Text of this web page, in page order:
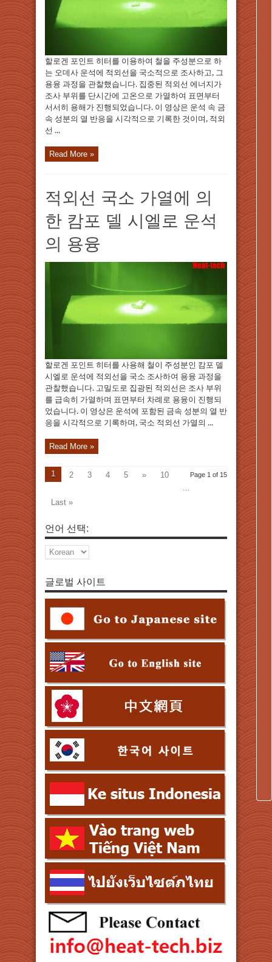
할로겐 포인트 히터를 이용하여 철을 주성분으로 하
는 오데사 운석에 적외선을 국소적으로 조사하고, 그
용융 과정을 관찰했습니다. 집중된 적외선 에너지가
조사 부위를 단시간에 고온으로 가열하여 표면부터
서서히 용해가 진행되었습니다. 이 영상은 운석 속 금
속 성분의 열 반응을 시각적으로 기록한 것이며, 적외
선 ...
Read More »
적외선 국소 가열에 의
한 캄포 델 시엘로 운석
의 용융
할로겐 포인트 히터를 사용해 철이 주성분인 캄포 델
시엘로 운석에 적외선을 국소 조사하여 용융 과정을
관찰했습니다. 고밀도로 집광된 적외선은 조사 부위
를 급속히 가열하며 표면부터 차례로 용융이 진행되
었습니다. 이 영상은 운석에 포함된 금속 성분의 열 반
응을 시각적으로 기록하며, 국소 적외선 가열의 ...
Read More »
Page 1 of 15
1 2 3 4 5 »
10
...
Last »
언어 선택:
글로벌 사이트